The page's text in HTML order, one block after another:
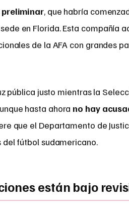
, que habría
en Florida. Esta compañía
de la AFA con grandes
pública justo mientras la
hasta ahora no hay
que el Departamento de
fútbol sudamericano.
están bajo